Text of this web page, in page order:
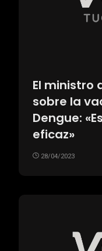
El ministro
sobre la
Dengue:
eficaz»
28/04/2023